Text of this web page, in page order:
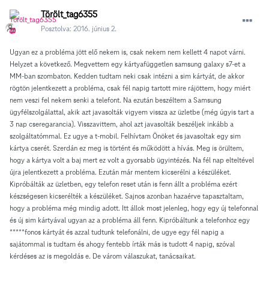
Törölt_tag6355
Posztolva: 2016. június 2.
Ugyan ez a probléma jött elő nekem is, csak nekem nem kellett 4 napot várni.
Helyzet a következő. Megvettem egy kártyafüggetlen samsung galaxy s7-et a
MM-ban szombaton. Kedden tudtam neki csak intézni a sim kártyát, de akkor
rögtön jelentkezett a probléma, csak fél napig tartott mire rájöttem, hogy miért
nem veszi fel nekem senki a telefont. Na ezután beszéltem a Samsung
ügyfélszolgálattal, akik azt javasolták vigyem vissza az üzletbe (még úgyis tart a
3 nap cseregarancia). Visszavittem, ahol azt javasolták beszéljek inkább a
szolgáltatómmal. Ez ugye a t-mobil. Felhívtam Önöket és javasoltak egy sim
kártya cserét. Szerdán ez meg is történt és működött a hívás. Meg is örültem,
hogy a kártya volt a baj mert ez volt a gyorsabb ügyintézés. Na fél nap elteltével
újra jelentkezett a probléma. Ezután már mentem kicserélni a készüléket.
Kipróbálták az üzletben, egy telefon reset után is fenn állt a probléma ezért
készségesen kicserélték a készüléket. Sajnos azonban hazaérve tapasztaltam,
hogy a probléma még mindig adott. Itt állok most jelenleg, hogy egy új telefonnal
és új sim kártyával ugyan az a probléma áll fenn. Kipróbáltunk a telefonhoz egy
*****fonos kártyát és azzal tudtunk telefonálni, de ugye egy fél napig a
sajátommal is tudtam és ahogy fentebb írták más is tudott 4 napig, szóval
kérdéses az is megoldás e. De várom válaszukat, tanácsaikat.